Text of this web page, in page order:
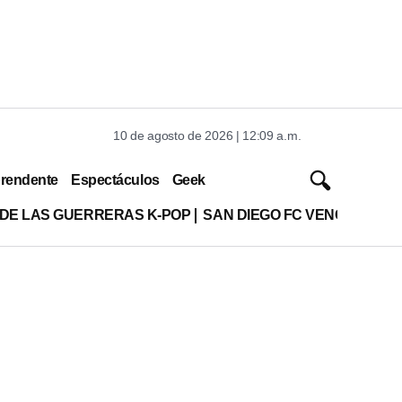
10 de agosto de 2026 | 12:09 a.m.
Espectáculos Geek
LAS GUERRERAS K-POP SAN DIEGO FC VENCE A